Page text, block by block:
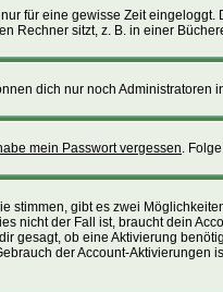
für eine gewisse Zeit
Rechner sitzt, z. B. in einer
dich nur noch Administratoren
mein Passwort vergessen.
gibt es zwei
der Fall ist, braucht dein
gesagt, ob eine Aktivierung
der Account-